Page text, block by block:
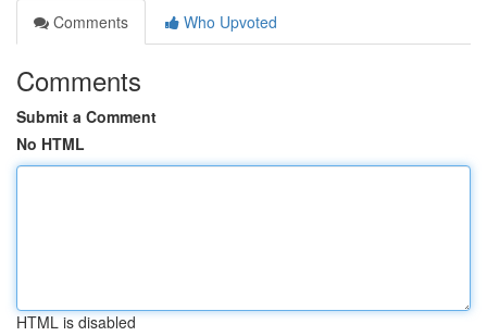
Comments
Who Upvoted
Comments
Submit a Comment
No HTML
HTML is disabled